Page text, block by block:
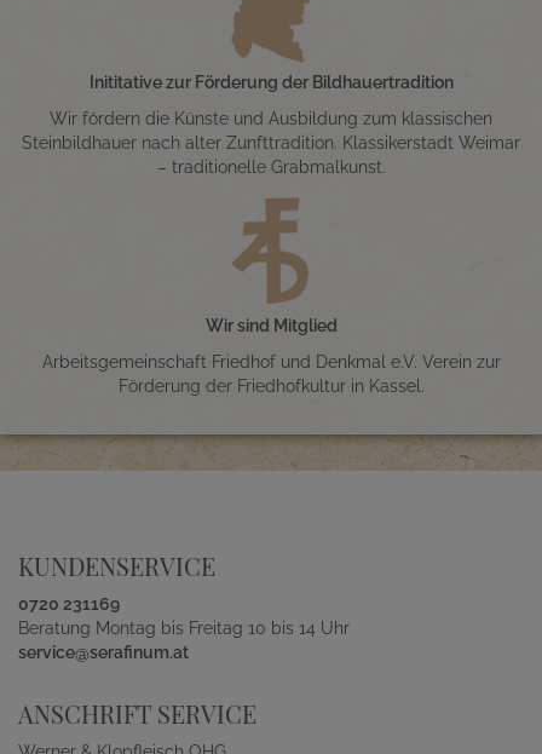
Inititative zur Förderung der Bildhauertradition
Wir fördern die Künste und Ausbildung zum klassischen
Steinbildhauer nach alter Zunfttradition. Klassikerstadt Weimar
– traditionelle Grabmalkunst.
Wir sind Mitglied
Arbeitsgemeinschaft Friedhof und Denkmal e.V. Verein zur
Förderung der Friedhofkultur in Kassel.
KUNDENSERVICE
0720 231169
Beratung Montag bis Freitag 10 bis 14 Uhr
service@serafinum.at
ANSCHRIFT SERVICE